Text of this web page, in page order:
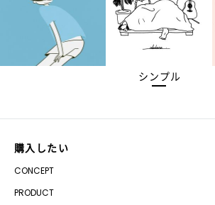
シンプル
購入したい
CONCEPT
PRODUCT